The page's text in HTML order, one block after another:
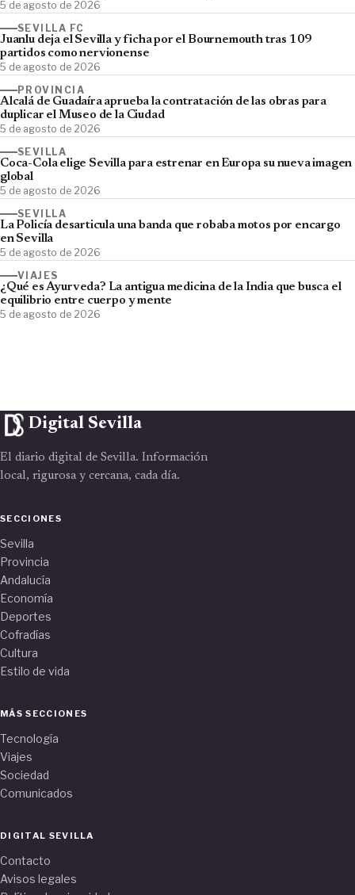
5 de agosto de 2026
SEVILLA FC
Juanlu deja el Sevilla y ficha por el Bournemouth tras 109
partidos como nervionense
5 de agosto de 2026
PROVINCIA
Alcalá de Guadaíra aprueba la contratación de las obras para
duplicar el Museo de la Ciudad
5 de agosto de 2026
SEVILLA
Coca-Cola elige Sevilla para estrenar en Europa su nueva imagen
global
5 de agosto de 2026
SEVILLA
La Policía desarticula una banda que robaba motos por encargo
en Sevilla
5 de agosto de 2026
VIAJES
¿Qué es Ayurveda? La antigua medicina de la India que busca el
equilibrio entre cuerpo y mente
5 de agosto de 2026
Digital Sevilla
El diario digital de Sevilla. Información
local, rigurosa y cercana, cada día.
SECCIONES
Sevilla
Provincia
Andalucía
Economía
Deportes
Cofradías
Cultura
Estilo de vida
MÁS SECCIONES
Tecnología
Viajes
Sociedad
Comunicados
DIGITAL SEVILLA
Contacto
Avisos legales